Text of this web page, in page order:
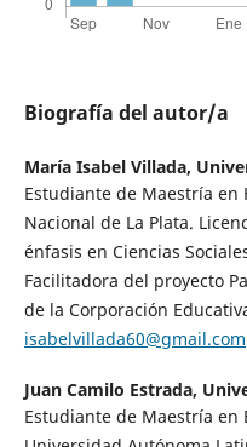
Biografía del autor/a
María Isabel Villada,
Estudiante de Maestría
Nacional de La Plata.
énfasis en Ciencias
Facilitadora del proyecto
de la Corporación
isabelvillada60@gmail.com
Juan Camilo Estrada,
Estudiante de Maestría en